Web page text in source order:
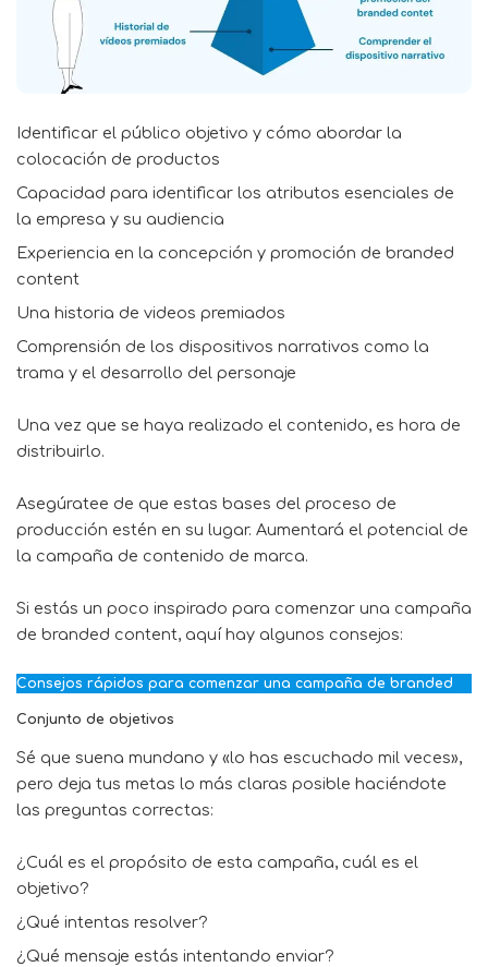
Identificar el público objetivo y cómo abordar la
colocación de productos
Capacidad para identificar los atributos esenciales de
la empresa y su audiencia
Experiencia en la concepción y promoción de branded
content
Una historia de videos premiados
Comprensión de los dispositivos narrativos como la
trama y el desarrollo del personaje
Una vez que se haya realizado el contenido, es hora de
distribuirlo.
Asegúratee de que estas bases del proceso de
producción estén en su lugar. Aumentará el potencial de
la campaña de contenido de marca.
Si estás un poco inspirado para comenzar una campaña
de branded content, aquí hay algunos consejos:
Consejos rápidos para comenzar una campaña de branded
Conjunto de objetivos
Sé que suena mundano y «lo has escuchado mil veces»,
pero deja tus metas lo más claras posible haciéndote
las preguntas correctas:
¿Cuál es el propósito de esta campaña, cuál es el
objetivo?
¿Qué intentas resolver?
¿Qué mensaje estás intentando enviar?